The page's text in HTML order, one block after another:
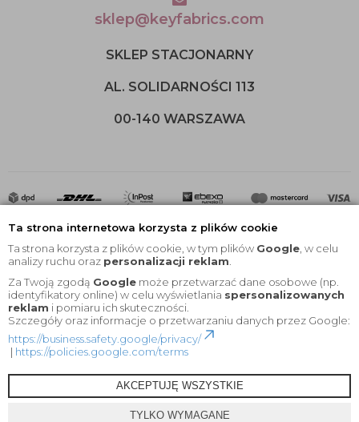
Ta strona internetowa korzysta z plików cookie
Ta strona korzysta z plików cookie, w tym plików Google , w celu
analizy ruchu oraz personalizacji reklam
Za Twoją zgodą Google może przetwarzać dane osobowe (np.
identyfikatory online) w celu wyświetlania spersonalizowanych
reklam i pomiaru ich skuteczności.
Szczegóły oraz informacje o przetwarzaniu danych przez Google:
https://business.safety.google/privacy/
| https://policies.google.com/terms
AKCEPTUJĘ WSZYSTKIE
TYLKO WYMAGANE
sklep@keyfabrics.com
SKLEP STACJONARNY
AL. SOLIDARNOŚCI 113
00-140 WARSZAWA
2020 © Wszelkie Prawa Zastrzeżone |KEYfabrics
Projekt i oprogramowanie sklepu: